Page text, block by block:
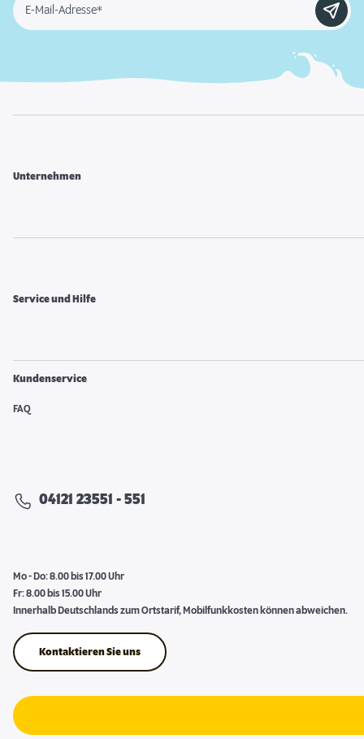
E-Mail-Adresse*
Unternehmen
Service und Hilfe
Kundenservice
FAQ
04121 23551 - 551
Mo - Do: 8.00 bis 17.00 Uhr
Fr: 8.00 bis 15.00 Uhr
Innerhalb Deutschlands zum Ortstarif, Mobilfunkkosten können abweichen.
Kontaktieren Sie uns